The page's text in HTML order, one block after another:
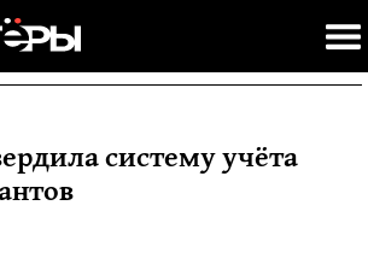
систему учёта